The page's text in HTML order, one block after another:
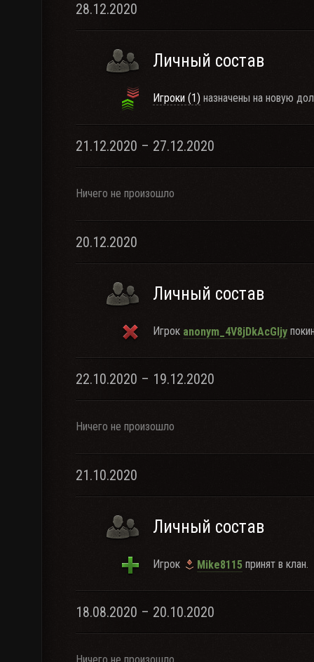
28.12.2020
Личный состав
Игроки (1) назначены на новую
21.12.2020 – 27.12.2020
Ничего не произошло
20.12.2020
Личный состав
Игрок anonym_4V8jDkAcGljy
22.10.2020 – 19.12.2020
Ничего не произошло
21.10.2020
Личный состав
Игрок Mike8115 принят в клан.
18.08.2020 – 20.10.2020